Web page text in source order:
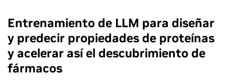
Entrenamiento de LLM para diseñar
y predecir propiedades de proteínas
y acelerar así el descubrimiento de
fármacos